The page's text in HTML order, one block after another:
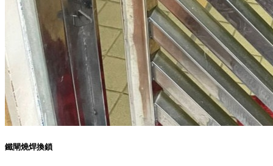
鐵閘燒焊換鎖